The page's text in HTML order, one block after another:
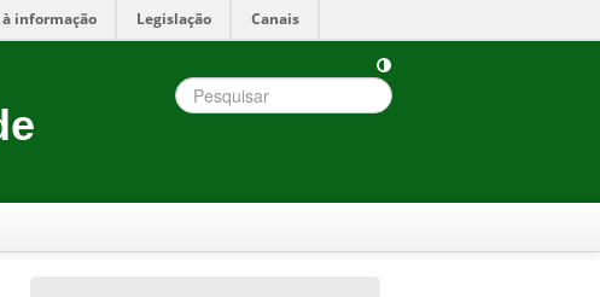
à informação Legislação Canais